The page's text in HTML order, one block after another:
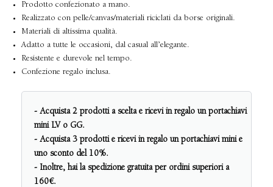
Prodotto confezionato a mano.
Realizzato con pelle/canvas/materiali riciclati da borse originali.
Materiali di altissima qualità.
Adatto a tutte le occasioni, dal casual all’elegante.
Resistente e durevole nel tempo.
Confezione regalo inclusa.
- Acquista 2 prodotti a scelta e ricevi in regalo un portachiavi
mini LV o GG.
- Acquista 3 prodotti e ricevi in regalo un portachiavi mini e
uno sconto del 10%.
- Inoltre, hai la spedizione gratuita per ordini superiori a
160€.